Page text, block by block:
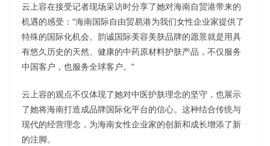
云上容在接受记者现场采访时分享了她对海南自贸港带来的
机遇的感受：“海南国际自由贸易港为我们女性企业家提供了
特殊的国际化机会。韵诚国际美容美肤品牌的愿景就是用具
有悠久历史的天然、健康的中药原材料护肤产品，不仅服务
中国客户，也服务全球客户。”
云上容的观点不仅体现了她对中医护肤理念的坚守，也展示
了她将海南打造成品牌国际化平台的信心。这种结合传统与
现代的经营理念，为海南女性企业家的创新和成长增添了新
的注脚。